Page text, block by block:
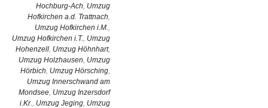
Hochburg-Ach, Umzug
Hofkirchen a.d. Trattnach,
Umzug Hofkirchen i.M.,
Umzug Hofkirchen i.T., Umzug
Hohenzell, Umzug Höhnhart,
Umzug Holzhausen, Umzug
Hörbich, Umzug Hörsching,
Umzug Innerschwand am
Mondsee, Umzug Inzersdorf
i.Kr., Umzug Jeging, Umzug